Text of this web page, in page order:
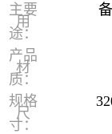
主要
用
途：
产品
材
质：
规格
尺
寸：